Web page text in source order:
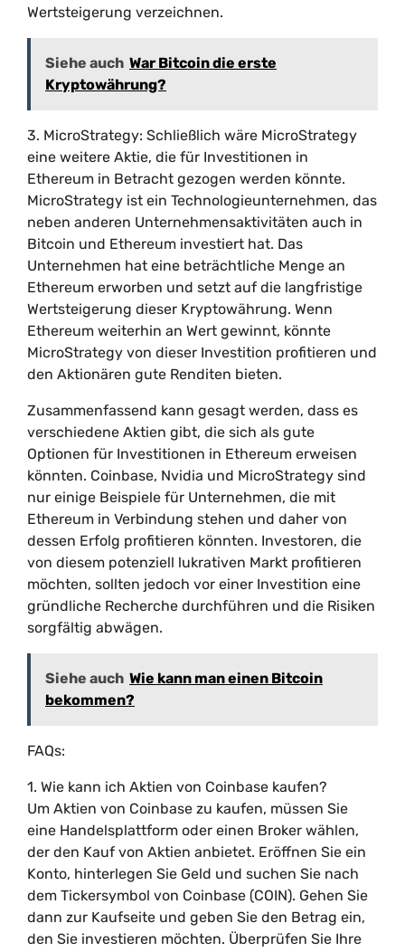
Wertsteigerung verzeichnen.
Siehe auch War Bitcoin die erste
Kryptowährung?
3. MicroStrategy: Schließlich wäre MicroStrategy
eine weitere Aktie, die für Investitionen in
Ethereum in Betracht gezogen werden könnte.
MicroStrategy ist ein Technologieunternehmen, das
neben anderen Unternehmensaktivitäten auch in
Bitcoin und Ethereum investiert hat. Das
Unternehmen hat eine beträchtliche Menge an
Ethereum erworben und setzt auf die langfristige
Wertsteigerung dieser Kryptowährung. Wenn
Ethereum weiterhin an Wert gewinnt, könnte
MicroStrategy von dieser Investition profitieren und
den Aktionären gute Renditen bieten.
Zusammenfassend kann gesagt werden, dass es
verschiedene Aktien gibt, die sich als gute
Optionen für Investitionen in Ethereum erweisen
könnten. Coinbase, Nvidia und MicroStrategy sind
nur einige Beispiele für Unternehmen, die mit
Ethereum in Verbindung stehen und daher von
dessen Erfolg profitieren könnten. Investoren, die
von diesem potenziell lukrativen Markt profitieren
möchten, sollten jedoch vor einer Investition eine
gründliche Recherche durchführen und die Risiken
sorgfältig abwägen.
Siehe auch Wie kann man einen Bitcoin
bekommen?
FAQs:
1. Wie kann ich Aktien von Coinbase kaufen?
Um Aktien von Coinbase zu kaufen, müssen Sie
eine Handelsplattform oder einen Broker wählen,
der den Kauf von Aktien anbietet. Eröffnen Sie ein
Konto, hinterlegen Sie Geld und suchen Sie nach
dem Tickersymbol von Coinbase (COIN). Gehen Sie
dann zur Kaufseite und geben Sie den Betrag ein,
den Sie investieren möchten. Überprüfen Sie Ihre